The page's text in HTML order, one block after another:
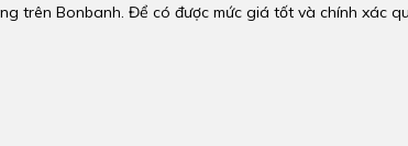
trên Bonbanh. Để có được mức giá tốt và chính xác